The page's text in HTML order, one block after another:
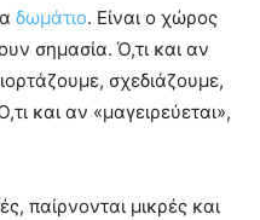
δωμάτιο. Είναι ο χώρος
σημασία. Ό,τι και αν
σχεδιάζουμε,
και αν «μαγειρεύεται»,
παίρνονται μικρές και